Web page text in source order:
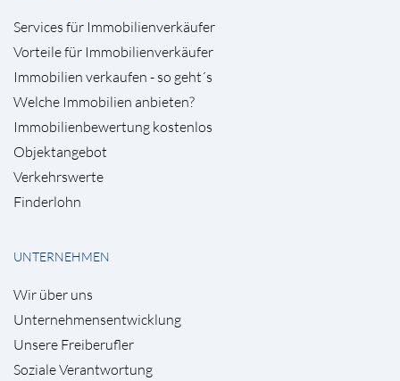
Services für Immobilienverkäufer
Vorteile für Immobilienverkäufer
Immobilien verkaufen - so geht´s
Welche Immobilien anbieten?
Immobilienbewertung kostenlos
Objektangebot
Verkehrswerte
Finderlohn
UNTERNEHMEN
Wir über uns
Unternehmensentwicklung
Unsere Freiberufler
Soziale Verantwortung